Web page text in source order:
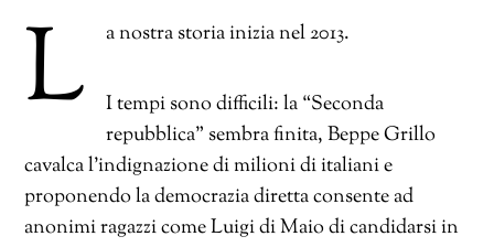
L a nostra storia inizia nel 2013.
I tempi sono difficili: la “Seconda
repubblica” sembra finita, Beppe Grillo
cavalca l’indignazione di milioni di italiani e
proponendo la democrazia diretta consente ad
anonimi ragazzi come Luigi di Maio di candidarsi in